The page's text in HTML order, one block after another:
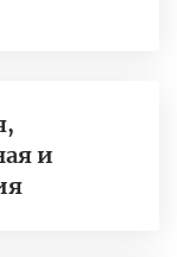
и